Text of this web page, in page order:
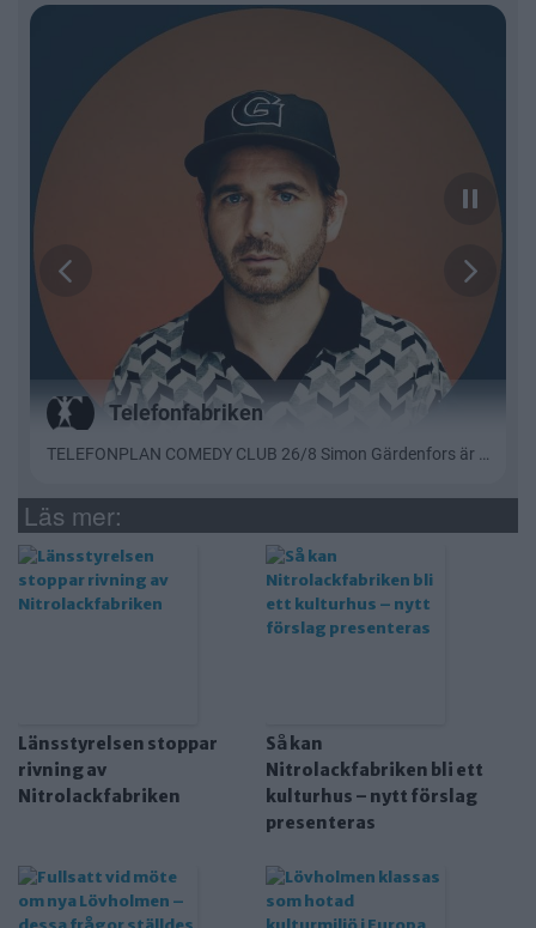
Läs mer:
Länsstyrelsen stoppar
rivning av
Nitrolackfabriken
Så kan
Nitrolackfabriken bli ett
kulturhus – nytt förslag
presenteras